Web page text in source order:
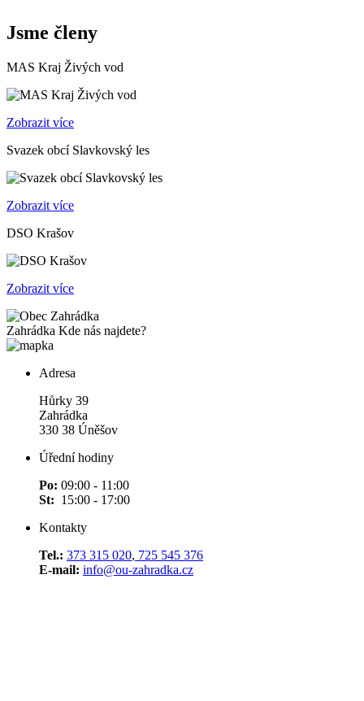
Jsme členy
MAS Kraj Živých vod
Zobrazit více
Svazek obcí Slavkovský les
Zobrazit více
DSO Krašov
Zobrazit více
Zahrádka Kde nás najdete?
Adresa
Hůrky 39
Zahrádka
330 38 Úněšov
Úřední hodiny
Po: 09:00 - 11:00
St: 15:00 - 17:00
Kontakty
Tel.: 373 315 020, 725 545 376
E-mail: info@ou-zahradka.cz